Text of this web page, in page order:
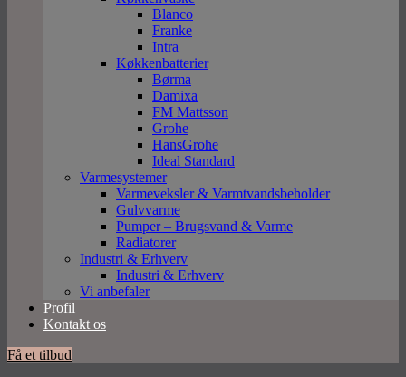
Blanco
Franke
Intra
Køkkenbatterier
Børma
Damixa
FM Mattsson
Grohe
HansGrohe
Ideal Standard
Varmesystemer
Varmeveksler & Varmtvandsbeholder
Gulvvarme
Pumper – Brugsvand & Varme
Radiatorer
Industri & Erhverv
Industri & Erhverv
Vi anbefaler
Profil
Kontakt os
Få et tilbud